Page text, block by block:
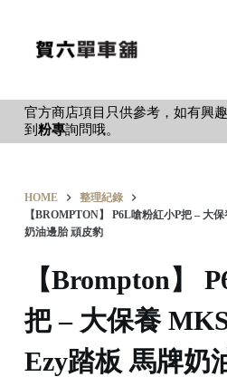
o
官方商店項目只供參考，如有興
到 粉專詢問哦。
HOME
整理紀錄
【BROMPTON】 P6L嗆粉紅小P把 – 大
奶油邊胎 頑皮豹
【Brompton】
把 – 大保養
Ezy踏板 馬牌奶